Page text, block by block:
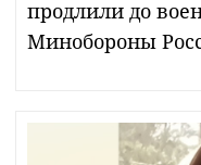
продлили до
Минобороны